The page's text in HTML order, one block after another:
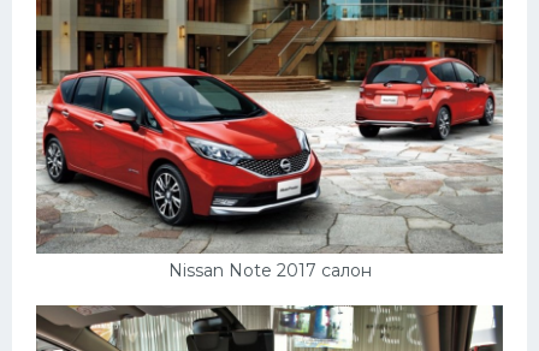
Nissan Note 2017 салон